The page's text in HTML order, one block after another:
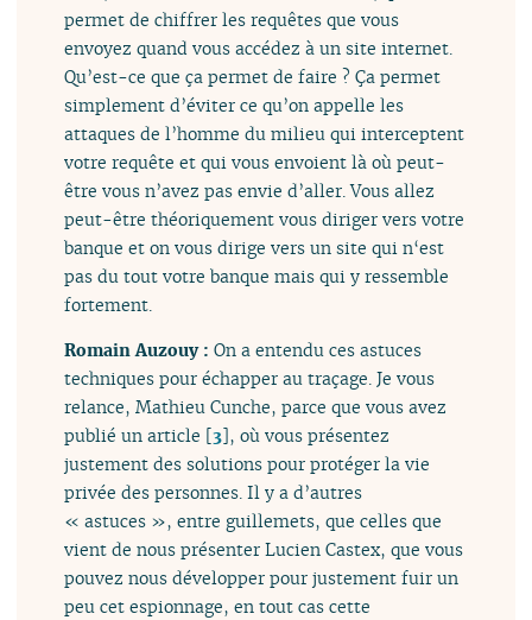
permet de chiffrer les requêtes que vous
envoyez quand vous accédez à un site internet.
Qu’est-ce que ça permet de faire ? Ça permet
simplement d’éviter ce qu’on appelle les
attaques de l’homme du milieu qui interceptent
votre requête et qui vous envoient là où peut-
être vous n’avez pas envie d’aller. Vous allez
peut-être théoriquement vous diriger vers votre
banque et on vous dirige vers un site qui n‘est
pas du tout votre banque mais qui y ressemble
fortement.
Romain Auzouy :On a entendu ces astuces
techniques pour échapper au traçage. Je vous
relance, Mathieu Cunche, parce que vous avez
publié un article [3], où vous présentez
justement des solutions pour protéger la vie
privée des personnes. Il y a d’autres
« astuces », entre guillemets, que celles que
vient de nous présenter Lucien Castex, que vous
pouvez nous développer pour justement fuir un
peu cet espionnage, en tout cas cette